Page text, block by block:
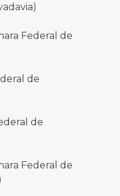
Federal de
de
de
Federal de